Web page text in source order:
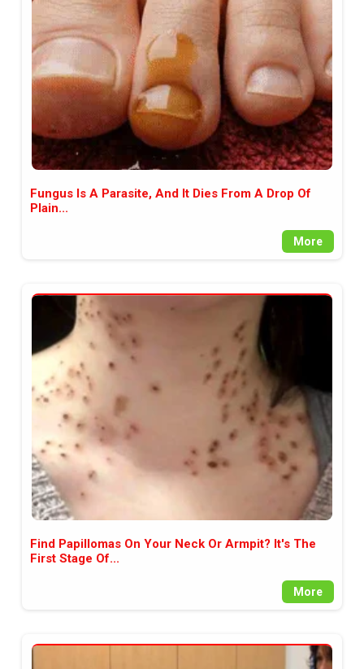
аудитория, затова държим на
прозрачност и коректност от
наша страна. Поднасяме ви
новините такива, каквито са. В
пълния си потенциал.
Fungus Is A Parasite, And It Dies From A Drop Of
Plain...
More
Find Papillomas On Your Neck Or Armpit? It's The
First Stage Of...
More